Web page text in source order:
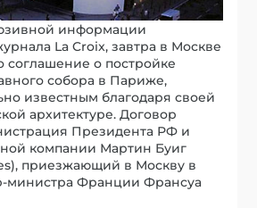
информации
La Croix, завтра в Москве
соглашение о постройке
собора в Париже,
известным благодаря своей
архитектуре. Договор
Президента РФ и
компании Мартин Буиг
приезжающий в Москву в
министра Франции Франсуа